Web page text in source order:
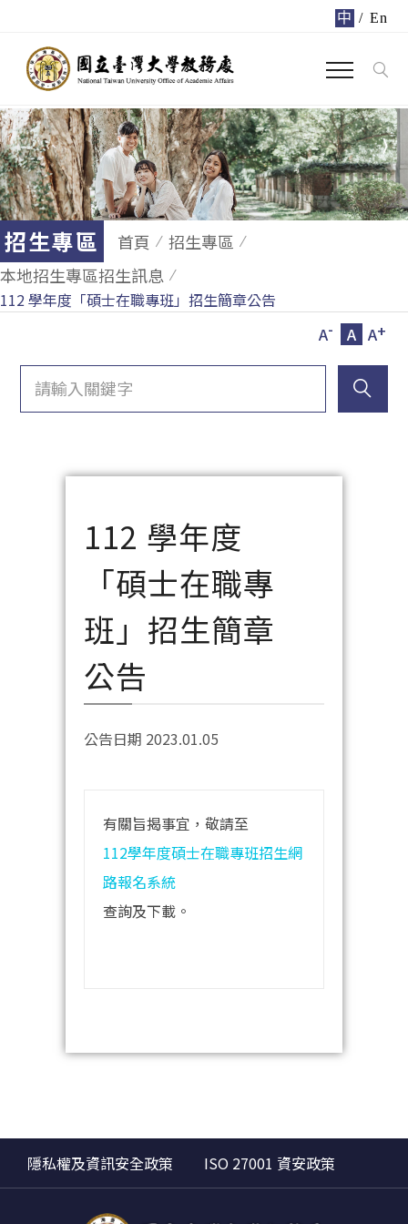
中 / En
招生專區 首頁
招生專區
本地招生專區招生訊息
112 學年度「碩士在職專班」招生簡章公告
A- A A+
112 學年度
「碩士在職專
班」招生簡章
公告
公告日期 2023.01.05
有關旨揭事宜，敬請至
112學年度碩士在職專班招生網
路報名系統
查詢及下載。
隱私權及資訊安全政策 ISO 27001 資安政策